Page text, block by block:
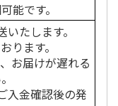
能です。
たします。
ります。
お届けが遅れる
入金確認後の発